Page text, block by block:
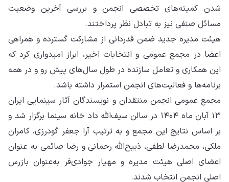
شدن کمیته‌های تخصصی انجمن و بررسی آخرین وضعیت
مسائل صنفی نیز به تبادل نظر پرداختند.
هیئت‌ مدیره جدید ضمن قدردانی از مشارکت گسترده و همراهی
اعضا در مجمع عمومی و انتخابات اخیر، ابراز امیدواری کرد که
این همکاری و تعامل سازنده در طول سال‌های پیش‌ رو و در همه
برنامه‌ها و فعالیت‌های انجمن استمرار داشته باشد.
مجمع عمومی انجمن منتقدان و نویسندگان آثار سینمایی ایران
۱۳ آبان ماه ۱۴۰۴ در سالن سیف‌الله داد خانه سینما برگزار شد و
بر اساس نتایج این مجمع و به ترتیب آرا جعفر گودرزی، کامران
ملکی، محمدرضا لطفی، ذبیح‌الله رحمانی و رضا صائمی به عنوان
اعضای اصلی هیئت‌ مدیره و مهیار جوادی‌فر به‌عنوان بازرس
اصلی انجمن انتخاب شدند.